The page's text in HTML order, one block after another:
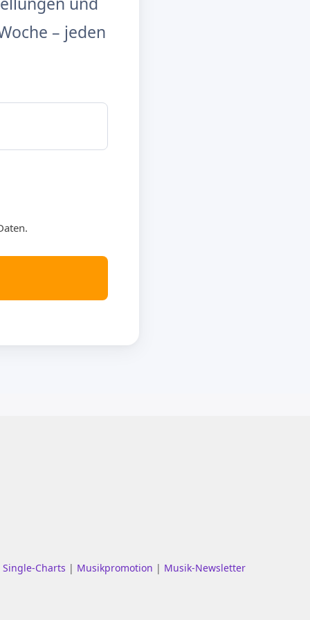
– jeden
Single-Charts | Musikpromotion | Musik-Newsletter